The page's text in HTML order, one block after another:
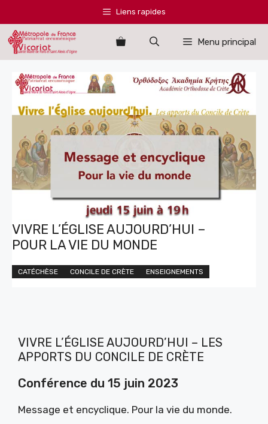
au
contenu
Liens rapides
Menu principal
VIVRE L’ÉGLISE AUJOURD’HUI –
POUR LA VIE DU MONDE
CATÉCHÈSE CONCILE DE CRÈTE ENSEIGNEMENTS
VIVRE L’ÉGLISE AUJOURD’HUI – LES
APPORTS DU CONCILE DE CRÈTE
Conférence du 15 juin 2023
Message et encyclique. Pour la vie du monde.